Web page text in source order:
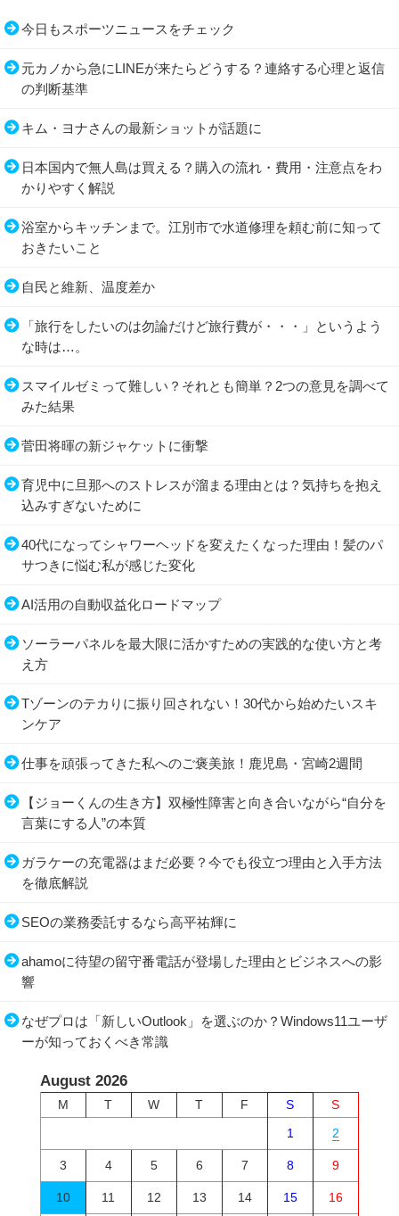
今日もスポーツニュースをチェック
元カノから急にLINEが来たらどうする？連絡する心理と返信
の判断基準
キム・ヨナさんの最新ショットが話題に
日本国内で無人島は買える？購入の流れ・費用・注意点をわ
かりやすく解説
浴室からキッチンまで。江別市で水道修理を頼む前に知って
おきたいこと
自民と維新、温度差か
「旅行をしたいのは勿論だけど旅行費が・・・」というよう
な時は…。
スマイルゼミって難しい？それとも簡単？2つの意見を調べて
みた結果
菅田将暉の新ジャケットに衝撃
育児中に旦那へのストレスが溜まる理由とは？気持ちを抱え
込みすぎないために
40代になってシャワーヘッドを変えたくなった理由！髪のパ
サつきに悩む私が感じた変化
AI活用の自動収益化ロードマップ
ソーラーパネルを最大限に活かすための実践的な使い方と考
え方
Tゾーンのテカりに振り回されない！30代から始めたいスキ
ンケア
仕事を頑張ってきた私へのご褒美旅！鹿児島・宮崎2週間
【ジョーくんの生き方】双極性障害と向き合いながら“自分を
言葉にする人”の本質
ガラケーの充電器はまだ必要？今でも役立つ理由と入手方法
を徹底解説
SEOの業務委託するなら高平祐輝に
ahamoに待望の留守番電話が登場した理由とビジネスへの影
響
なぜプロは「新しいOutlook」を選ぶのか？Windows11ユーザ
ーが知っておくべき常識
August 2026
M T W T F S
S
1
2
3 4 5 6 7 8 9
10 11 12 13 14 15 16